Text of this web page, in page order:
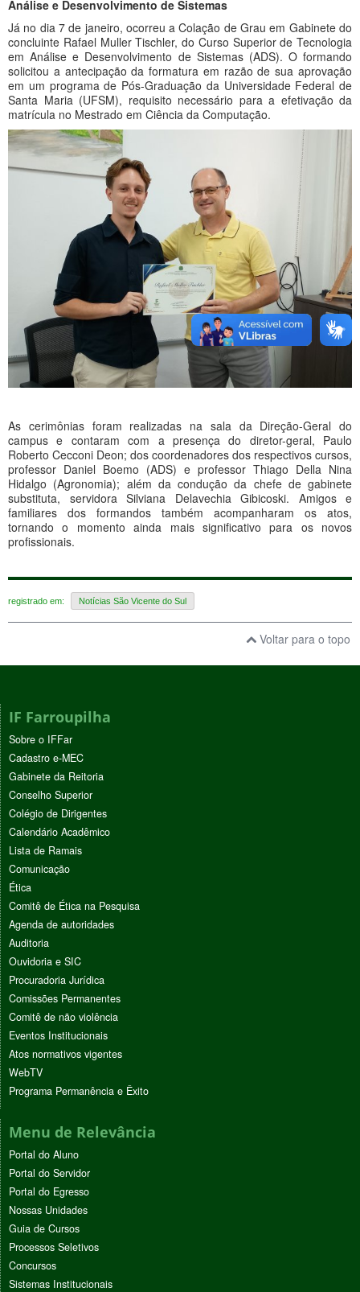
Análise e Desenvolvimento de Sistemas
Já no dia 7 de janeiro, ocorreu a Colação de Grau em Gabinete do
concluinte Rafael Muller Tischler, do Curso Superior de Tecnologia
em Análise e Desenvolvimento de Sistemas (ADS). O formando
solicitou a antecipação da formatura em razão de sua aprovação
em um programa de Pós-Graduação da Universidade Federal de
Santa Maria (UFSM), requisito necessário para a efetivação da
matrícula no Mestrado em Ciência da Computação.
As cerimônias foram realizadas na sala da Direção-Geral do
campus e contaram com a presença do diretor-geral, Paulo
Roberto Cecconi Deon; dos coordenadores dos respectivos cursos,
professor Daniel Boemo (ADS) e professor Thiago Della Nina
Hidalgo (Agronomia); além da condução da chefe de gabinete
substituta, servidora Silviana Delavechia Gibicoski. Amigos e
familiares dos formandos também acompanharam os atos,
tornando o momento ainda mais significativo para os novos
profissionais.
registrado em: Notícias São Vicente do Sul
Voltar para o topo
IF Farroupilha
Sobre o IFFar
Cadastro e-MEC
Gabinete da Reitoria
Conselho Superior
Colégio de Dirigentes
Calendário Acadêmico
Lista de Ramais
Comunicação
Ética
Comitê de Ética na Pesquisa
Agenda de autoridades
Auditoria
Ouvidoria e SIC
Procuradoria Jurídica
Comissões Permanentes
Comitê de não violência
Eventos Institucionais
Atos normativos vigentes
WebTV
Programa Permanência e Êxito
Menu de Relevância
Portal do Aluno
Portal do Servidor
Portal do Egresso
Nossas Unidades
Guia de Cursos
Processos Seletivos
Concursos
Sistemas Institucionais